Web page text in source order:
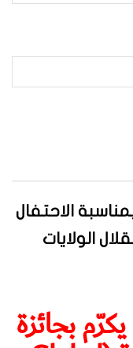
الاحتفال
لاستقلال الولايات
بجائزة